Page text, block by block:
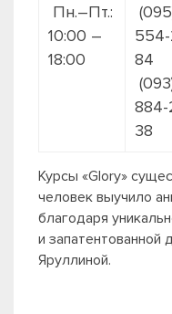
Пн.–Пт.:
10:00 –
18:00
84
884-
38
Курсы «Glory»
человек выучило
благодаря
и
Яруллиной.